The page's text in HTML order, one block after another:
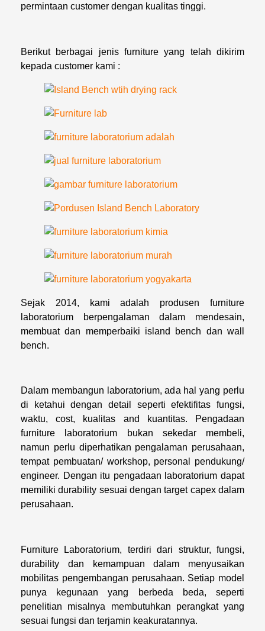
permintaan customer dengan kualitas tinggi.
Berikut berbagai jenis furniture yang telah dikirim
kepada customer kami :
Sejak 2014, kami adalah produsen furniture
laboratorium berpengalaman dalam mendesain,
membuat dan memperbaiki island bench dan wall
bench.
Dalam membangun laboratorium, ada hal yang perlu
di ketahui dengan detail seperti efektifitas fungsi,
waktu, cost, kualitas and kuantitas. Pengadaan
furniture laboratorium bukan sekedar membeli,
namun perlu diperhatikan pengalaman perusahaan,
tempat pembuatan/ workshop, personal pendukung/
engineer. Dengan itu pengadaan laboratorium dapat
memiliki durability sesuai dengan target capex dalam
perusahaan.
Furniture Laboratorium, terdiri dari struktur, fungsi,
durability dan kemampuan dalam menyusaikan
mobilitas pengembangan perusahaan. Setiap model
punya kegunaan yang berbeda beda, seperti
penelitian misalnya membutuhkan perangkat yang
sesuai fungsi dan terjamin keakuratannya.